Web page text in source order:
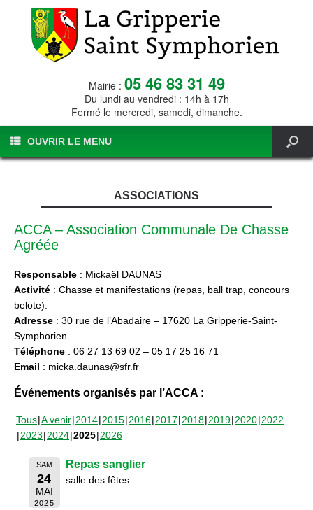
Mairie : 05 46 83 31 49
Du lundi au vendredi : 14h à 17h
Fermé le mercredi, samedi, dimanche.
OUVRIR LE MENU
ASSOCIATIONS
ACCA – Association Communale De Chasse
Agréée
Responsable : Mickaël DAUNAS
Activité : Chasse et manifestations (repas, ball trap, concours
belote).
Adresse : 30 rue de l’Abadaire – 17620 La Gripperie-Saint-
Symphorien
Téléphone : 06 27 13 69 02 – 05 17 25 16 71
Email : micka.daunas@sfr.fr
Événements organisés par l’ACCA :
Tous A venir 2014 2015 2016 2017 2018 2019 2020 2022
2023 2024 2025 2026
SAM
24
MAI
2025
Repas sanglier
salle des fêtes